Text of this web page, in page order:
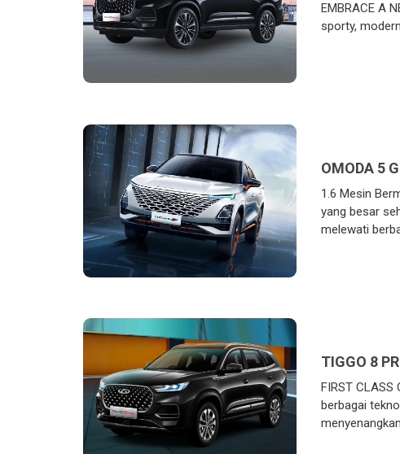
EMBRACE A
sporty,
OMODA 5
1.6 Mesin
yang besar
melewati
TIGGO 8
FIRST CLASS
berbagai